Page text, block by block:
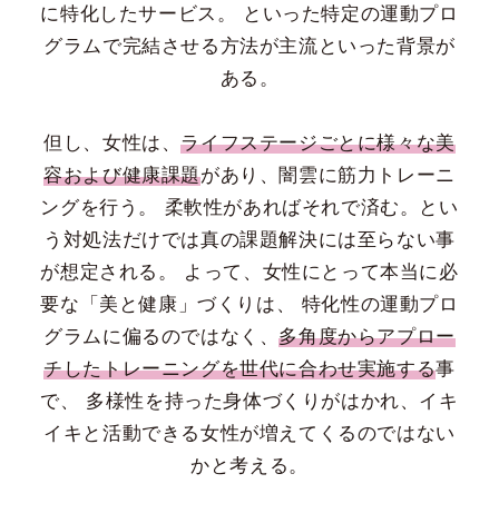
に特化したサービス。
といった特定の運動プロ
グラムで完結させる方法が主流といった背景が
ある。
但し、女性は、ライフステージごとに様々な美
容および健康課題があり、闇雲に筋力トレーニ
ングを行う。
柔軟性があればそれで済む。とい
う対処法だけでは真の課題解決には至らない事
が想定される。
よって、女性にとって本当に必
要な「美と健康」づくりは、
特化性の運動プロ
グラムに偏るのではなく、多角度からアプロー
チしたトレーニングを世代に合わせ実施する事
で、
多様性を持った身体づくりがはかれ、イキ
イキと活動できる女性が増えてくるのではない
かと考える。